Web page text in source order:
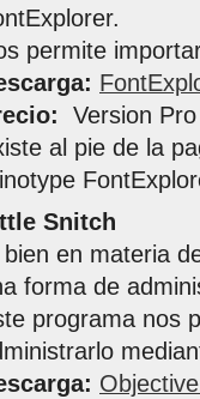
permite
Version
al pie de la
Snitch
bien en materia
forma de
programa nos